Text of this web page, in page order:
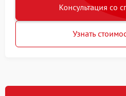
Консультация со
Узнать